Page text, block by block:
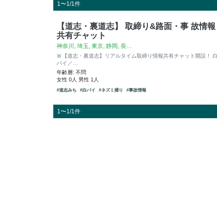
1〜1/1件
【道志・裏道志】 取締り&路面・事 故情報
共有チャット
神奈川, 埼玉, 東京, 静岡, 長…
🚨【道志・裏道志】リアルタイム取締り情報共有チャット開設！ 白
バイ／…
年齢層: 不問
女性 0人 男性 1人
#道志みち #白バイ #ネズミ捕り #事故情報
1〜1/1件